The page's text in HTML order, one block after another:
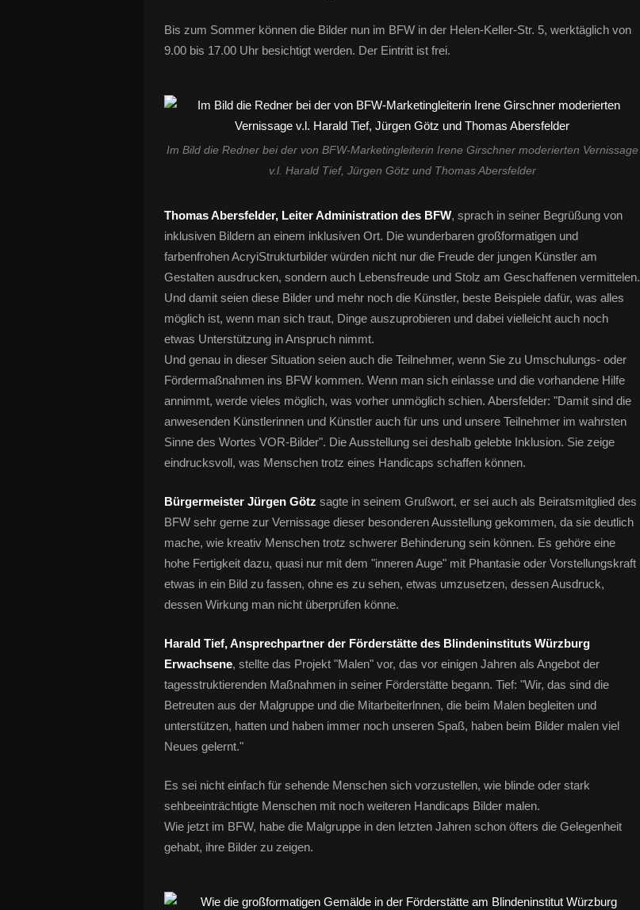
Bis zum Sommer können die Bilder nun im BFW in der Helen-Keller-Str. 5, werktäglich von
9.00 bis 17.00 Uhr besichtigt werden. Der Eintritt ist frei.
Im Bild die Redner bei der von BFW-Marketingleiterin Irene Girschner moderierten Vernissage
v.l. Harald Tief, Jürgen Götz und Thomas Abersfelder
Thomas Abersfelder, Leiter Administration des BFW, sprach in seiner Begrüßung von
inklusiven Bildern an einem inklusiven Ort. Die wunderbaren großformatigen und
farbenfrohen AcryiStrukturbilder würden nicht nur die Freude der jungen Künstler am
Gestalten ausdrucken, sondern auch Lebensfreude und Stolz am Geschaffenen vermittelen.
Und damit seien diese Bilder und mehr noch die Künstler, beste Beispiele dafür, was alles
möglich ist, wenn man sich traut, Dinge auszuprobieren und dabei vielleicht auch noch
etwas Unterstützung in Anspruch nimmt.
Und genau in dieser Situation seien auch die Teilnehmer, wenn Sie zu Umschulungs- oder
Fördermaßnahmen ins BFW kommen. Wenn man sich einlasse und die vorhandene Hilfe
annimmt, werde vieles möglich, was vorher unmöglich schien. Abersfelder: "Damit sind die
anwesenden Künstlerinnen und Künstler auch für uns und unsere Teilnehmer im wahrsten
Sinne des Wortes VOR-Bilder". Die Ausstellung sei deshalb gelebte Inklusion. Sie zeige
eindrucksvoll, was Menschen trotz eines Handicaps schaffen können.
Bürgermeister Jürgen Götz sagte in seinem Grußwort, er sei auch als Beiratsmitglied des
BFW sehr gerne zur Vernissage dieser besonderen Ausstellung gekommen, da sie deutlich
mache, wie kreativ Menschen trotz schwerer Behinderung sein können. Es gehöre eine
hohe Fertigkeit dazu, quasi nur mit dem "inneren Auge" mit Phantasie oder Vorstellungskraft
etwas in ein Bild zu fassen, ohne es zu sehen, etwas umzusetzen, dessen Ausdruck,
dessen Wirkung man nicht überprüfen könne.
Harald Tief, Ansprechpartner der Förderstätte des Blindeninstituts Würzburg
Erwachsene, stellte das Projekt "Malen" vor, das vor einigen Jahren als Angebot der
tagesstruktierenden Maßnahmen in seiner Förderstätte begann. Tief: "Wir, das sind die
Betreuten aus der Malgruppe und die Mitarbeiterlnnen, die beim Malen begleiten und
unterstützen, hatten und haben immer noch unseren Spaß, haben beim Bilder malen viel
Neues gelernt."
Es sei nicht einfach für sehende Menschen sich vorzustellen, wie blinde oder stark
sehbeeinträchtigte Menschen mit noch weiteren Handicaps Bilder malen.
Wie jetzt im BFW, habe die Malgruppe in den letzten Jahren schon öfters die Gelegenheit
gehabt, ihre Bilder zu zeigen.